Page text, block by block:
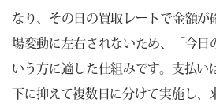
なり、その日の買取レートで金額が
場変動に左右されないため、「今日
いう方に適した仕組みです。支払い
下に抑えて複数日に分けて実施し、